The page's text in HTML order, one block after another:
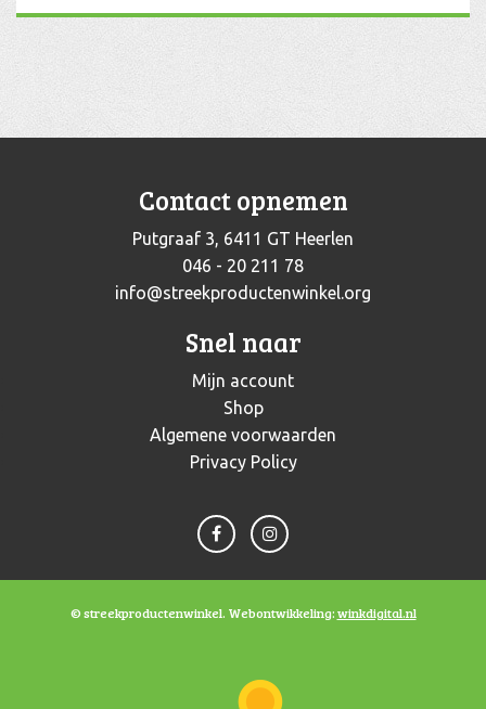
Contact opnemen
Putgraaf 3, 6411 GT Heerlen
046 - 20 211 78
info@streekproductenwinkel.org
Snel naar
Mijn account
Shop
Algemene voorwaarden
Privacy Policy
© streekproductenwinkel. Webontwikkeling:winkdigital.nl